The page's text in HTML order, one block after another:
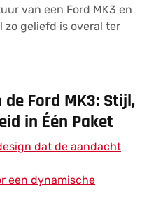
van een Ford MK3 en
zo geliefd is overal ter
Ford MK3: Stijl,
in Één Paket
dat de aandacht
een dynamische